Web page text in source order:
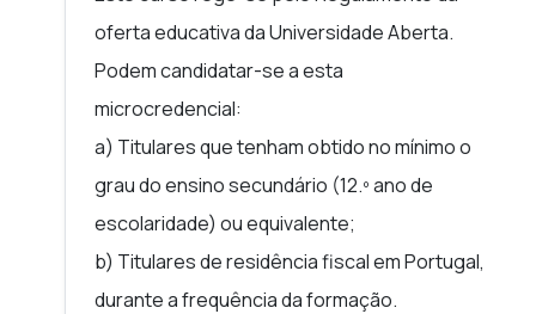
percursos de montanhas em processo de
contemporâneos que afectam, moldam e
compreender o nosso Mundo. Desse modo, esta
com o turismo (Autarquias, Associações, Guias
estudantes, mas também ao público em geral
oferta educativa da Universidade Aberta.
Podem candidatar-se a esta
microcredencial:
a) Titulares que tenham obtido no mínimo o
grau do ensino secundário (12.º ano de
escolaridade) ou equivalente;
b) Titulares de residência fiscal em Portugal,
durante a frequência da formação.